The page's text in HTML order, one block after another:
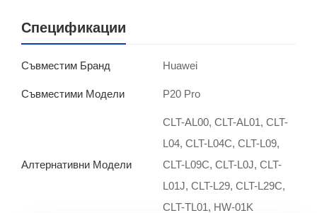
Спецификации
Съвместим Бранд Huawei
Съвместими Модели P20 Pro
Алтернативни Модели
CLT-AL00, CLT-AL01, CLT-
L04, CLT-L04C, CLT-L09,
CLT-L09C, CLT-L0J, CLT-
L01J, CLT-L29, CLT-L29C,
CLT-TL01, HW-01K